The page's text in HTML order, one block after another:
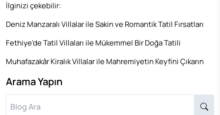
İlginizi çekebilir:
Deniz Manzaralı Villalar ile Sakin ve Romantik Tatil Fırsatları
Fethiye'de Tatil Villaları ile Mükemmel Bir Doğa Tatili
Muhafazakâr Kiralık Villalar ile Mahremiyetin Keyfini Çıkarın
Arama Yapın